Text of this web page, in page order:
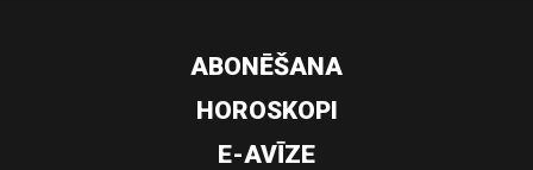
ABONĒŠANA
HOROSKOPI
E-AVĪZE